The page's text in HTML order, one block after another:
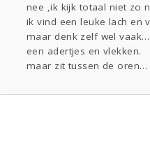
nee ,ik kijk totaal niet zo
ik vind een leuke lach en
maar denk zelf wel
een adertjes en vlekken.
maar zit tussen de oren…